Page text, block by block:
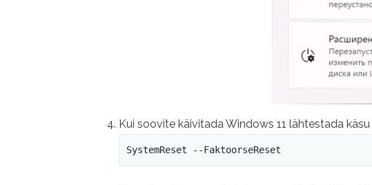
Kui soovite käivitada Windows 11 lähtestada
SystemReset --FaktoorseReset